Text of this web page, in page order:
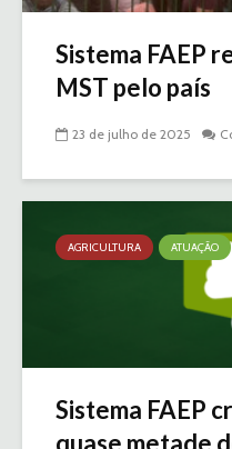
Sistema FAEP
MST pelo país
23 de julho de 2025
AGRICULTURA ATUAÇÃO
Sistema FAEP
quase metade